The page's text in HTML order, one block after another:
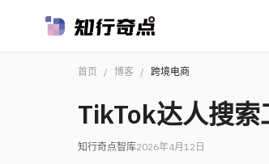
首页 / 博客 / 跨境电商
TikTok达人搜
知行奇点智库2026年4月12日